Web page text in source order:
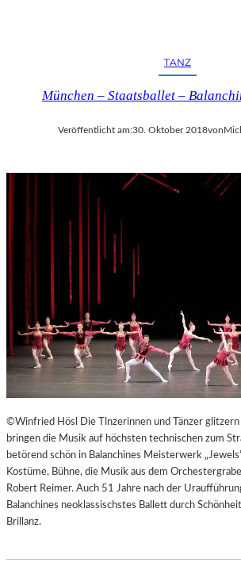
TANZ
München – Staatsballet –
Veröffentlicht am:30. Oktober 2018von
©Winfried Hösl Die Tlnzerinnen und Tänzer glitzern
bringen die Musik auf höchsten technischen zum
betörend schön in Balanchines Meisterwerk
Kostüme, Bühne, die Musik aus dem
Robert Reimer. Auch 51 Jahre nach der
Balanchines neoklassischstes Ballett durch
Brillanz.